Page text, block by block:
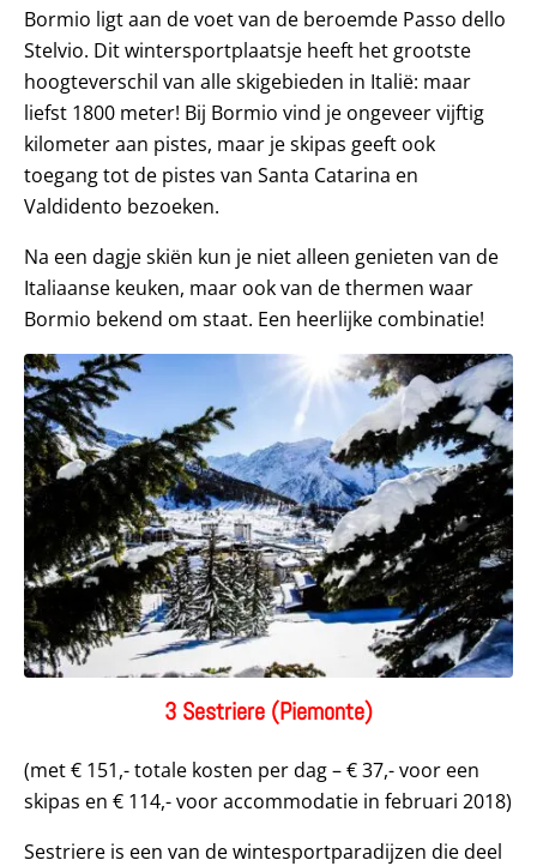
Bormio ligt aan de voet van de beroemde Passo dello
Stelvio. Dit wintersportplaatsje heeft het grootste
hoogteverschil van alle skigebieden in Italië: maar
liefst 1800 meter! Bij Bormio vind je ongeveer vijftig
kilometer aan pistes, maar je skipas geeft ook
toegang tot de pistes van Santa Catarina en
Valdidento bezoeken.
Na een dagje skiën kun je niet alleen genieten van de
Italiaanse keuken, maar ook van de thermen waar
Bormio bekend om staat. Een heerlijke combinatie!
3 Sestriere (Piemonte)
(met € 151,- totale kosten per dag – € 37,- voor een
skipas en € 114,- voor accommodatie in februari 2018)
Sestriere is een van de wintesportparadijzen die deel